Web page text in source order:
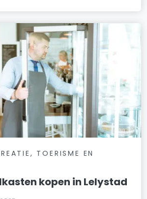
TOERISME EN
kopen in Lelystad